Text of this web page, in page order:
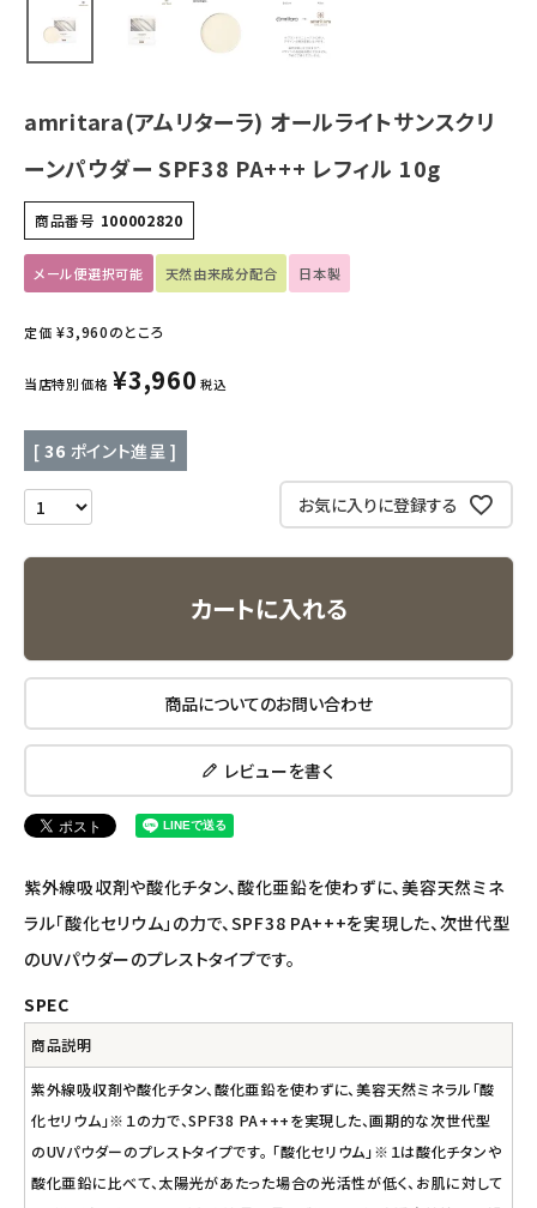
カテゴリーから探す
日用品雑貨
フェムケア
インナー・下着・ナイトウェア
キッズ・ベビー・マタニティ
キッチン用品
フード・ドリンク
エコリュクス
エコメイト
アルマウィン
アルモニベルツ
コラム・スタッフのおすすめ
ご利用ガイド等
amritara(アムリターラ) オールライトサンスクリ
ーンパウダー SPF38 PA+++ レフィル 10g
商品番号 100002820
メール便選択可能 天然由来成分配合 日本製
定価 ¥3,960のところ
当店特別価格 ¥3,960 税込
[ 36 ポイント進呈 ]
お気に入りに登録する
カートに入れる
商品についてのお問い合わせ
レビューを書く
紫外線吸収剤や酸化チタン、酸化亜鉛を使わずに、美容天然ミネ
ラル「酸化セリウム」の力で、SPF38 PA+++を実現した、次世代型
のUVパウダーのプレストタイプです。
SPEC
商品説明
紫外線吸収剤や酸化チタン、酸化亜鉛を使わずに、美容天然ミネラル「酸
化セリウム」※１の力で、SPF38 PA+++を実現した、画期的な次世代型
のUVパウダーのプレストタイプです。 「酸化セリウム」※１は酸化チタンや
酸化亜鉛に比べて、太陽光があたった場合の光活性が低く、お肌に対して